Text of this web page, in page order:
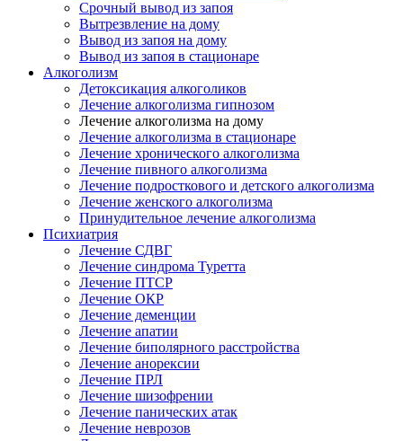
Срочный вывод из запоя
Вытрезвление на дому
Вывод из запоя на дому
Вывод из запоя в стационаре
Алкоголизм
Детоксикация алкоголиков
Лечение алкоголизма гипнозом
Лечение алкоголизма на дому
Лечение алкоголизма в стационаре
Лечение хронического алкоголизма
Лечение пивного алкоголизма
Лечение подросткового и детского алкоголизма
Лечение женского алкоголизма
Принудительное лечение алкоголизма
Психиатрия
Лечение СДВГ
Лечение синдрома Туретта
Лечение ПТСР
Лечение ОКР
Лечение деменции
Лечение апатии
Лечение биполярного расстройства
Лечение анорексии
Лечение ПРЛ
Лечение шизофрении
Лечение панических атак
Лечение неврозов